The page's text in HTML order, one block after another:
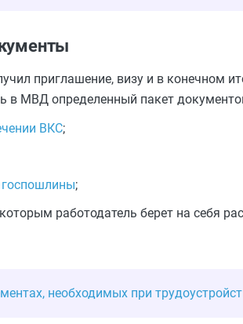
приглашение, визу и в конечном
в МВД определенный пакет
ВКС;
;
работодатель берет на себя
необходимых при